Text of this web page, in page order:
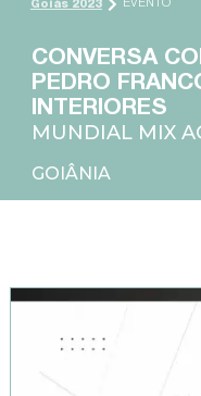
Goiás 2023 EVENTO
CONVERSA
PEDRO
INTERIORES
MUNDIAL MIX
GOIÂNIA